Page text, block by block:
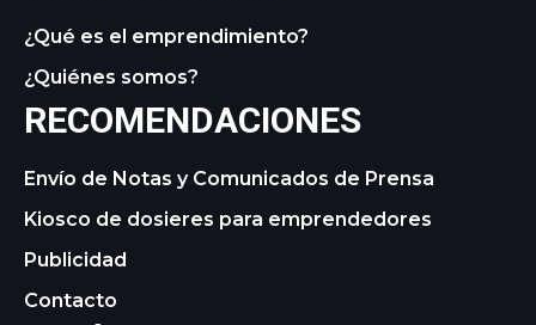
¿Qué es el emprendimiento?
¿Quiénes somos?
RECOMENDACIONES
Envío de Notas y Comunicados de Prensa
Kiosco de dosieres para emprendedores
Publicidad
Contacto